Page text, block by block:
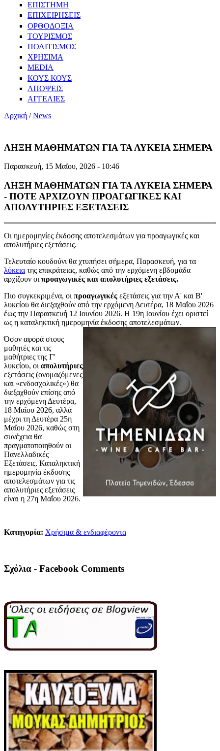
ΕΠΙΣΤΗΜΗ
ΕΠΙΧΕΙΡΗΣΕΙΣ
ΟΡΘΟΔΟΞΙΑ
ΤΟΥΡΙΣΜΟΣ
ΠΟΛΙΤΙΣΜΟΣ
ΧΡΗΣΙΜΑ
MEDIA
ΚΟΥΣ ΚΟΥΣ
ΑΠΟΨΕΙΣ
ΑΓΓΕΛΙΕΣ
Αρχική /News
ΛΗΞΗ ΜΑΘΗΜΑΤΩΝ ΓΙΑ ΤΑ ΛΥΚΕΙΑ ΣΗΜΕΡΑ
Παρασκευή, 15 Μαΐου, 2026 - 10:46
ΛΗΞΗ ΜΑΘΗΜΑΤΩΝ ΓΙΑ ΤΑ ΛΥΚΕΙΑ ΣΗΜΕΡΑ
- ΠΟΤΕ ΑΡΧΙΖΟΥΝ ΠΡΟΑΓΩΓΙΚΕΣ ΚΑΙ
ΑΠΟΛΥΤΗΡΙΕΣ ΕΞΕΤΑΣΕΙΣ
Οι ημερομηνίες έκδοσης αποτελεσμάτων για προαγωγικές και
απολυτήριες εξετάσεις.
Τελευταίο κουδούνι θα χτυπήσει σήμερα, Παρασκευή, για τα
λύκεια της επικράτειας, καθώς από την ερχόμενη εβδομάδα
αρχίζουν οι προαγωγικές και απολυτήριες εξετάσεις.
Πιο συγκεκριμένα, οι προαγωγικές εξετάσεις για την Α' και Β'
λυκείου θα διεξαχθούν από την ερχόμενη Δευτέρα, 18 Μαΐου 2026
έως την Παρασκευή 12 Ιουνίου 2026. Η 19η Ιουνίου έχει οριστεί
ως η καταληκτική ημερομηνία έκδοσης αποτελεσμάτων.
Όσον αφορά στους
μαθητές και τις
μαθήτριες της Γ'
λυκείου, οι απολυτήριες
εξετάσεις (ονομαζόμενες
και «ενδοσχολικές») θα
διεξαχθούν επίσης από
την ερχόμενη Δευτέρα,
18 Μαΐου 2026, αλλά
μέχρι τη Δευτέρα 25η
Μαΐου 2026, καθώς στη
συνέχεια θα
πραγματοποιηθούν οι
Πανελλαδικές
Εξετάσεις. Καταληκτική
ημερομηνία έκδοσης
αποτελεσμάτων για τις
απολυτήριες εξετάσεις
είναι η 27η Μαΐου 2026.
Κατηγορία: Χρήσιμα & ενδιαφέροντα
Σχόλια - Facebook Comments